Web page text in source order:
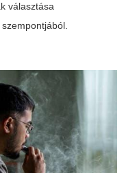
választása